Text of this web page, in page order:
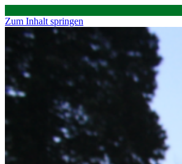
Zum Inhalt springen